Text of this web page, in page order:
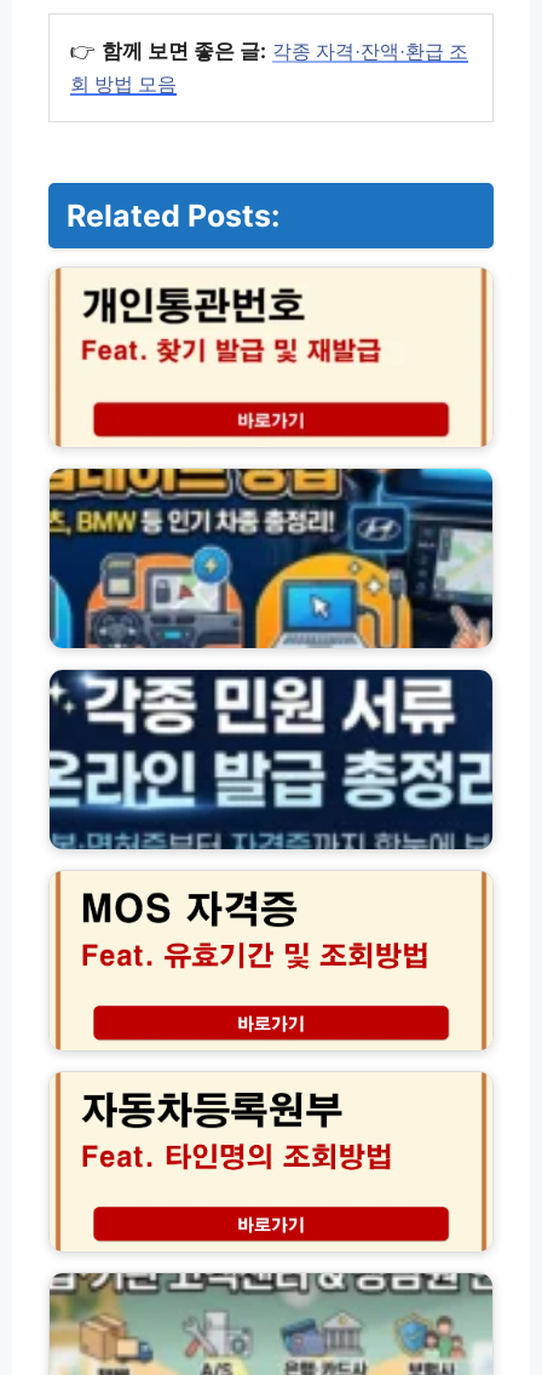
👉 함께 보면 좋은 글: 각종 자격·잔액·환급 조
회 방법 모음
Related Posts:
지
니
네
운
로
드
방
법
간
단!)
종
별
네
비
이
션
도
업
데
이
방
법
총
정
리
종
자
격
잔
액
·
급
조
M
O
S
효
기
i
p
o
r
t
공
동
차
조
회
│
처
분
업
·
기
관
별